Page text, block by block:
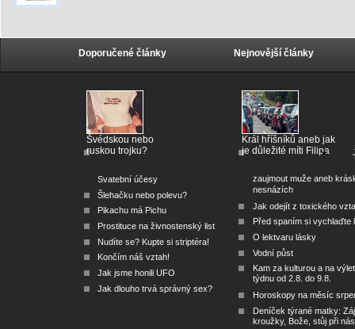
Doporučené články
Švédskou nebo
ruskou trojku?
Svatební účesy
Šlehačku nebo polevu?
Pikachu má Pichu
Prostituce na živnostenský list
Nudíte se? Kupte si striptéra!
Končím náš vztah!
Jak jsme honili UFO
Jak dlouho trvá správný sex?
Nejnovější články
Král hříšníků aneb jak
je důležité míti Filipa
zaujmout muže aneb
nesnázích
Jak odejít z toxického
Před spaním si vychlaďte
O lektvaru lásky
Vodní půst
Kam za kulturou a na
týdnu od 2.8. do 9.8.
Horoskopy na měsíc
Deníček týrané matky:
kroužky, Bože, stůj při nás